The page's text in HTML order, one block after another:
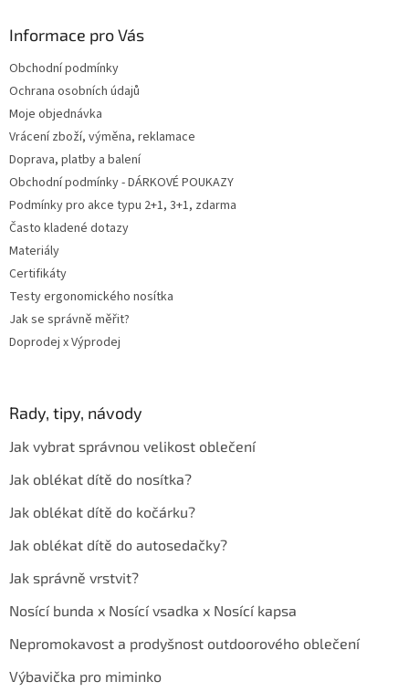
s
u
Informace pro Vás
Obchodní podmínky
Ochrana osobních údajů
Moje objednávka
Vrácení zboží, výměna, reklamace
Doprava, platby a balení
Obchodní podmínky - DÁRKOVÉ POUKAZY
Podmínky pro akce typu 2+1, 3+1, zdarma
Často kladené dotazy
Materiály
Certifikáty
Testy ergonomického nosítka
Jak se správně měřit?
Doprodej x Výprodej
Rady, tipy, návody
Jak vybrat správnou velikost oblečení
Jak oblékat dítě do nosítka?
Jak oblékat dítě do kočárku?
Jak oblékat dítě do autosedačky?
Jak správně vrstvit?
Nosící bunda x Nosící vsadka x Nosící kapsa
Nepromokavost a prodyšnost outdoorového oblečení
Výbavička pro miminko